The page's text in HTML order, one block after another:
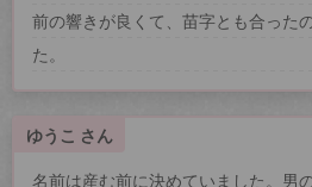
前の響きが良くて、苗字とも合った
た。
ゆうこ さん
名前は産む前に決めていました。男